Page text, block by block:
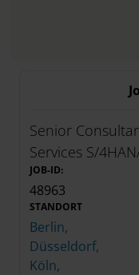
Senior
Services S/
JOB-ID:
48963
STANDORT
Berlin,
Düsseldorf,
Köln,